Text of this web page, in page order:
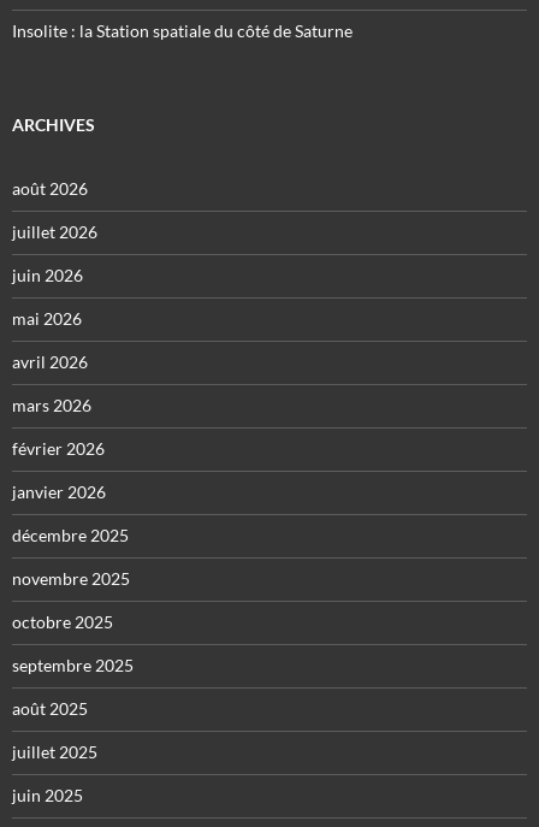
Insolite : la Station spatiale du côté de Saturne
ARCHIVES
août 2026
juillet 2026
juin 2026
mai 2026
avril 2026
mars 2026
février 2026
janvier 2026
décembre 2025
novembre 2025
octobre 2025
septembre 2025
août 2025
juillet 2025
juin 2025